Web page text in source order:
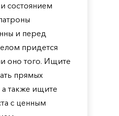
состоянием
и перед
придется
оно того. Ищите
прямых
также ищите
с ценным